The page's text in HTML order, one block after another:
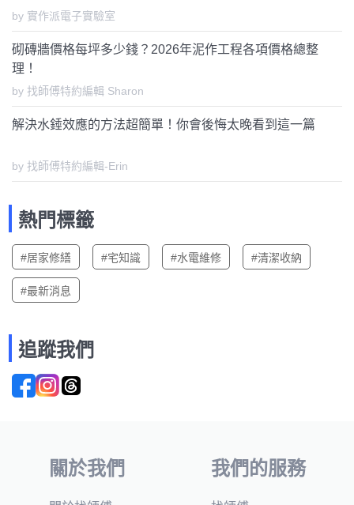
by 實作派電子實驗室
砌磚牆價格每坪多少錢？2026年泥作工程各項價格總整
理！
by 找師傅特約編輯 Sharon
解決水錘效應的方法超簡單！你會後悔太晚看到這一篇
by 找師傅特約編輯-Erin
熱門標籤
#居家修繕 #宅知識 #水電維修 #清潔收納
#最新消息
追蹤我們
關於我們 我們的服務